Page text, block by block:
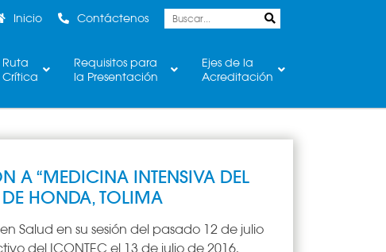
Inicio Contáctenos
Ruta
Crítica
Requisitos para
la Presentación
Ejes de la
Acreditación
A “MEDICINA INTENSIVA DEL
HONDA, TOLIMA
Salud en su sesión del pasado 12 de julio
del ICONTEC el 13 de julio de 2016,